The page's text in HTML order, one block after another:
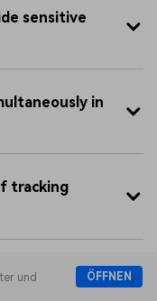
und
ÖFFNEN
sensitive
in
tracking